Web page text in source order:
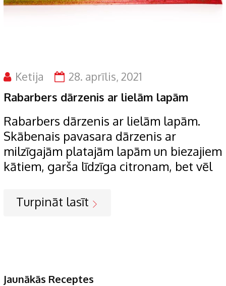
Ketija 28. aprīlis, 2021
Rabarbers dārzenis ar lielām lapām
Rabarbers dārzenis ar lielām lapām.
Skābenais pavasara dārzenis ar
milzīgajām platajām lapām un biezajiem
kātiem, garša līdzīga citronam, bet vēl
Turpināt lasīt
Jaunākās Receptes